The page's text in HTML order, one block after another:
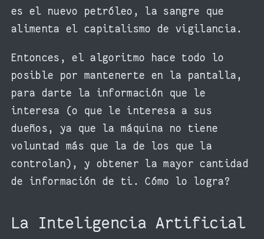
es el nuevo petróleo, la sangre que
alimenta el capitalismo de vigilancia.
Entonces, el algoritmo hace todo lo
posible por mantenerte en la pantalla,
para darte la información que le
interesa (o que le interesa a sus
dueños, ya que la máquina no tiene
voluntad más que la de los que la
controlan), y obtener la mayor cantidad
de información de ti. Cómo lo logra?
La Inteligencia Artificial